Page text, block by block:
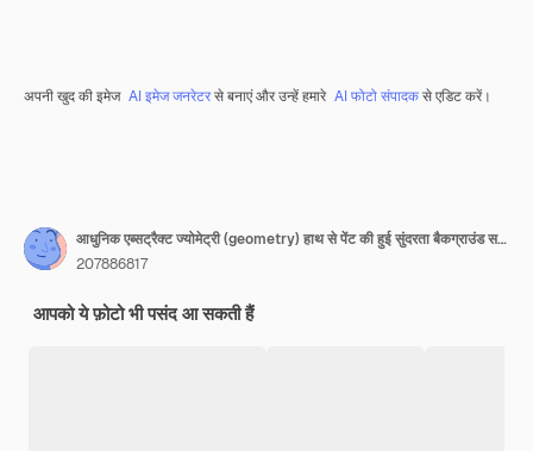
अपनी खुद की इमेज AI इमेज जनरेटरसे बनाएं और उन्हें हमारे AI फोटो संपादकसे एडिट करें।
आधुनिक एब्सट्रैक्ट ज्योमेट्री (geometry) हाथ से पेंट की हुई सुंदरता बैकग्राउंड सजावटी पेंटिंग
207886817
आपको ये फ़ोटो भी पसंद आ सकती हैं